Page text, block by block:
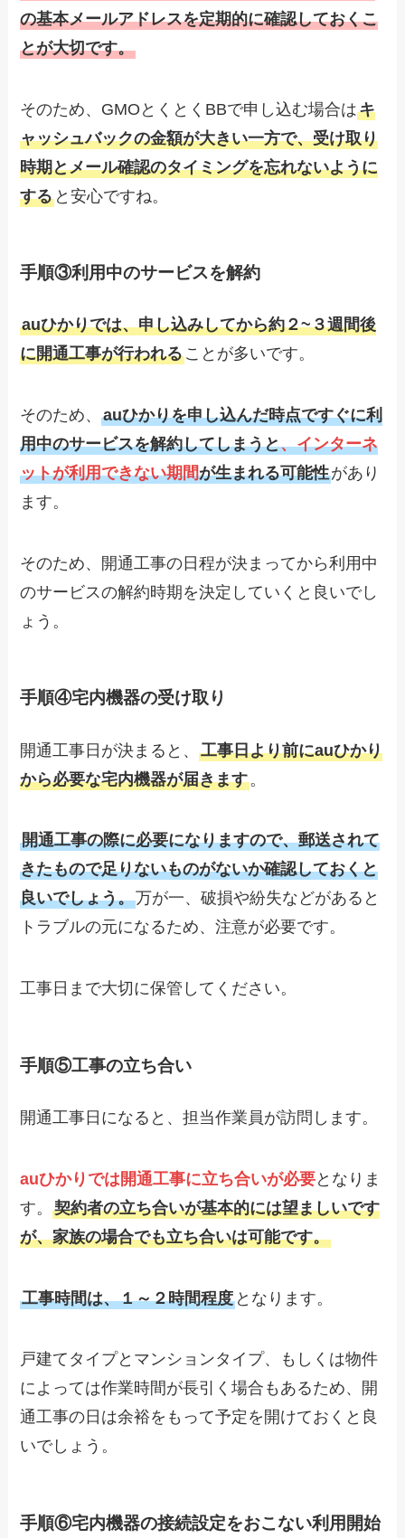
の基本メールアドレスを定期的に確認しておくこ
とが大切です。
そのため、GMOとくとくBBで申し込む場合はキ
ャッシュバックの金額が大きい一方で、受け取り
時期とメール確認のタイミングを忘れないように
する と安心ですね。
手順③利用中のサービスを解約
auひかりでは、申し込みしてから約２~３週間後
に開通工事が行われることが多いです。
そのため、auひかりを申し込んだ時点ですぐに利
用中のサービスを解約してしまうと、インターネ
ットが利用できない期間が生まれる可能性があり
ます。
そのため、開通工事の日程が決まってから利用中
のサービスの解約時期を決定していくと良いでし
ょう。
手順④宅内機器の受け取り
開通工事日が決まると、工事日より前にauひかり
から必要な宅内機器が届きます。
開通工事の際に必要になりますので、郵送されて
きたもので足りないものがないか確認しておくと
良いでしょう。万が一、破損や紛失などがあると
トラブルの元になるため、注意が必要です。
工事日まで大切に保管してください。
手順⑤工事の立ち合い
開通工事日になると、担当作業員が訪問します。
auひかりでは開通工事に立ち合いが必要となりま
す。契約者の立ち合いが基本的には望ましいです
が、家族の場合でも立ち合いは可能です。
工事時間は、１～２時間程度 となります。
戸建てタイプとマンションタイプ、もしくは物件
によっては作業時間が長引く場合もあるため、開
通工事の日は余裕をもって予定を開けておくと良
いでしょう。
手順⑥宅内機器の接続設定をおこない利用開始